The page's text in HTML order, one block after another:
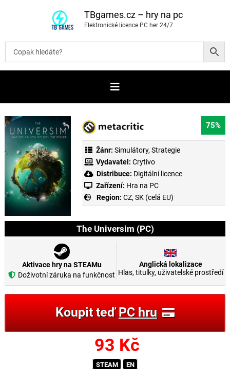
t
b
TBgames.cz – hry na pc
Elektronické licence PC her 24/7
75%
Žánr: Simulátory, Strategie
Vydavatel: Crytivo
Distribuce: Digitální licence
Zařízení: Hra na PC
Region: CZ, SK (celá EU)
The Universim (PC)
Aktivace hry na STEAMu
Doživotní záruka na funkčnost
Anglická lokalizace
Hlas, titulky, uživatelské prostředí
Koupit teďPC hru
93 Kč
STEAM EN